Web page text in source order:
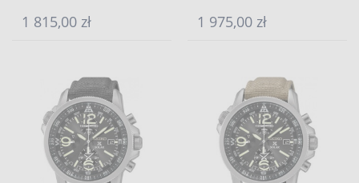
1 815,00 zł 1 975,00 zł